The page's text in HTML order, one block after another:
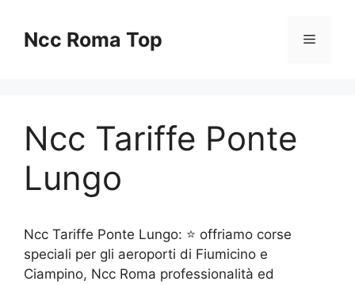
contenuto
Ncc Roma Top Menu
Ncc Tariffe Ponte
Lungo
Ncc Tariffe Ponte Lungo: ⭐ offriamo corse
speciali per gli aeroporti di Fiumicino e
Ciampino, Ncc Roma professionalità ed